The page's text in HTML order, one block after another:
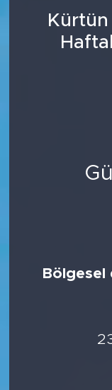
Kürtün
Bölgesel
Süper Lig
Tüm